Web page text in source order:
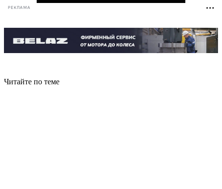
РЕКЛАМА
Читайте по теме